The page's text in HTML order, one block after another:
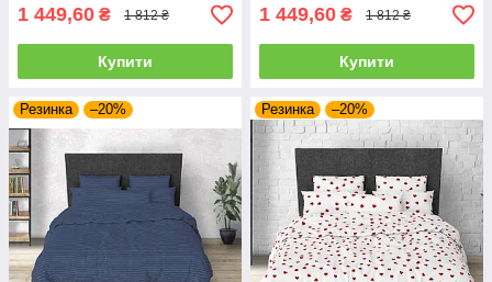
1 449,60 ₴ 1 812 ₴
Купити
1 449,60 ₴ 1 812 ₴
Купити
Резинка –20% Резинка –20%